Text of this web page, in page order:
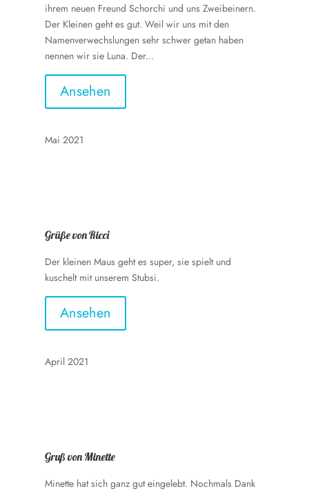
ihrem neuen Freund Schorchi und uns Zweibeinern.
Der Kleinen geht es gut. Weil wir uns mit den
Namenverwechslungen sehr schwer getan haben
nennen wir sie Luna. Der...
Ansehen
Mai 2021
Grüße von Ricci
Der kleinen Maus geht es super, sie spielt und
kuschelt mit unserem Stubsi.
Ansehen
April 2021
Gruß von Minette
Minette hat sich ganz gut eingelebt. Nochmals Dank